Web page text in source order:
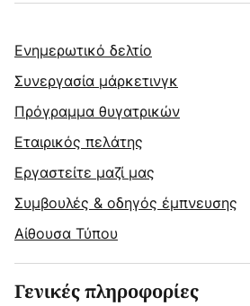
Ενημερωτικό δελτίο
Συνεργασία μάρκετινγκ
Πρόγραμμα θυγατρικών
Εταιρικός πελάτης
Εργαστείτε μαζί μας
Συμβουλές & οδηγός έμπνευσης
Αίθουσα Τύπου
Γενικές πληροφορίες